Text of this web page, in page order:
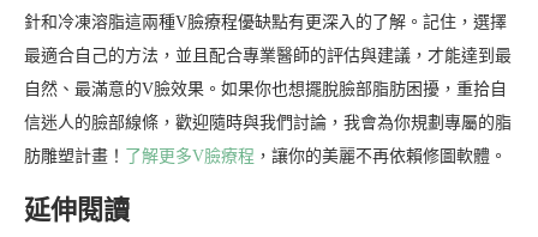
針和冷凍溶脂這兩種V臉療程優缺點有更深入的了解。記住，選擇
最適合自己的方法，並且配合專業醫師的評估與建議，才能達到最
自然、最滿意的V臉效果。如果你也想擺脫臉部脂肪困擾，重拾自
信迷人的臉部線條，歡迎隨時與我們討論，我會為你規劃專屬的脂
肪雕塑計畫！
了解更多V臉療程 ，讓你的美麗不再依賴修圖軟體。
延伸閱讀